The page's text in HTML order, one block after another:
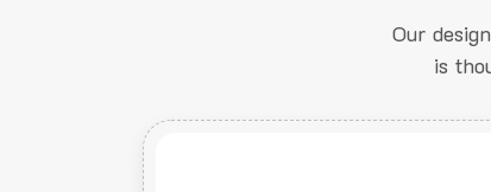
Our
is